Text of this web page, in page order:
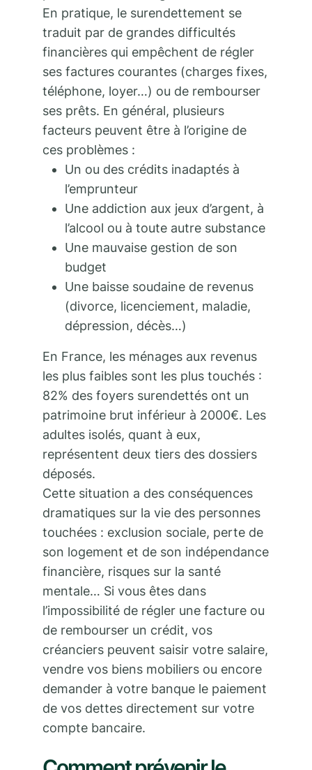
En pratique, le surendettement se
traduit par de grandes difficultés
financières qui empêchent de régler
ses factures courantes (charges fixes,
téléphone, loyer…) ou de rembourser
ses prêts. En général, plusieurs
facteurs peuvent être à l’origine de
ces problèmes :
Un ou des crédits inadaptés à
l’emprunteur
Une addiction aux jeux d’argent, à
l’alcool ou à toute autre substance
Une mauvaise gestion de son
budget
Une baisse soudaine de revenus
(divorce, licenciement, maladie,
dépression, décès…)
En France, les ménages aux revenus
les plus faibles sont les plus touchés :
82% des foyers surendettés ont un
patrimoine brut inférieur à 2000€. Les
adultes isolés, quant à eux,
représentent deux tiers des dossiers
déposés.
Cette situation a des conséquences
dramatiques sur la vie des personnes
touchées : exclusion sociale, perte de
son logement et de son indépendance
financière, risques sur la santé
mentale… Si vous êtes dans
l’impossibilité de régler une facture ou
de rembourser un crédit, vos
créanciers peuvent saisir votre salaire,
vendre vos biens mobiliers ou encore
demander à votre banque le paiement
de vos dettes directement sur votre
compte bancaire.